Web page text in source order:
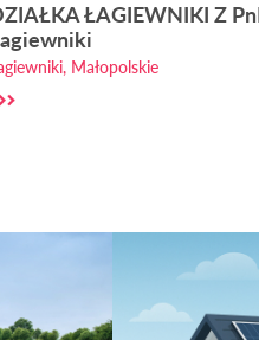
ŁAGIEWNIKI Z
Małopolskie